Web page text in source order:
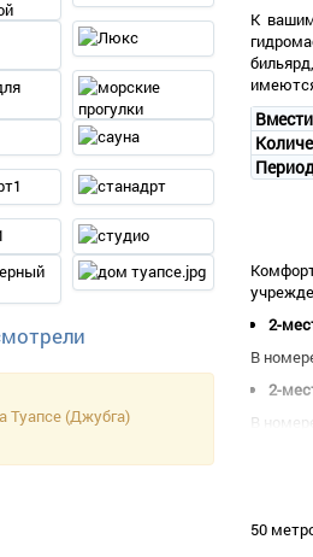
Туапсе (Джубга)
К
2-
В
2-
В
В
50